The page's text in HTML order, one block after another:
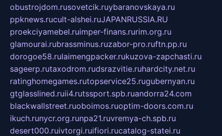
obustrojdom.rusovetcik.ruybaranovskaya.ru
ppknews.rucult-alshei.ruJAPANRUSSIA.RU
proekciyamebel.ruimper-finans.rurim.org.ru
glamourai.rubrassminus.ruzabor-pro.ruftn.pp.ru
dorogoe58.rulaimengpacker.rukuzova-zapchasti.ru
sageerp.rutaxodrom.rudsrazvitie.ruhardcity.net.ru
ratinghomegames.rutopservice25.rugubernyan.ru
gtglasslined.ruii4.rutssport.spb.ruandorra24.com
blackwallstreet.ruoboimos.ruoptim-doors.com.ru
ikuch.runycr.org.runpa21.ruvremya-ch.spb.ru
desert000.ruivtorgi.ruifiori.rucatalog-statei.ru